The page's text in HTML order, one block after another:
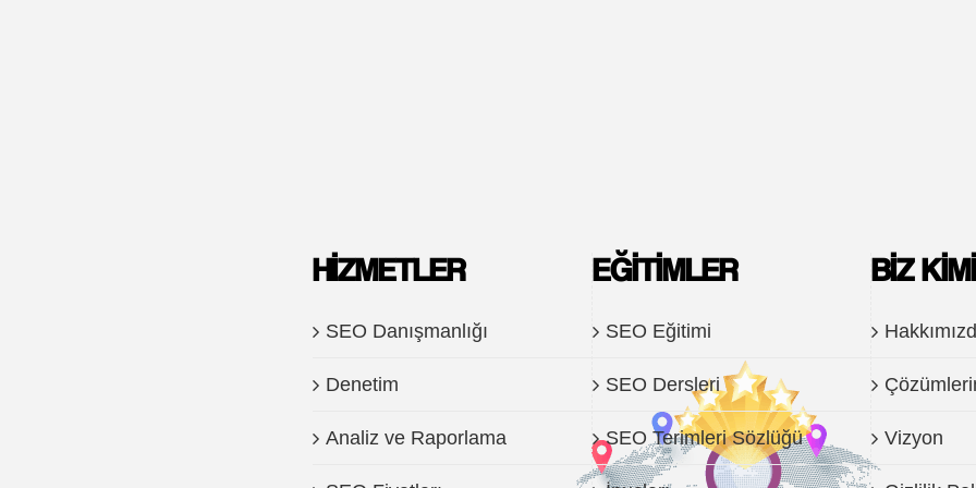
HIZMETLER
SEO Danışmanlığı
Denetim
Analiz ve Raporlama
EĞITIMLER
SEO Eğitimi
SEO Dersleri
SEO Terimleri Sözlüğü
BIZ
Vizyon